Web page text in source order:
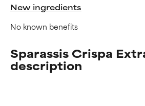
New ingredients
No known benefits
Sparassis Crispa
description